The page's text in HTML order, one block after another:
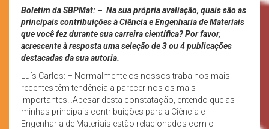
Boletim da SBPMat: – Na sua própria avaliação, quais são as
principais contribuições à Ciência e Engenharia de Materiais
que você fez durante sua carreira científica? Por favor,
acrescente à resposta uma seleção de 3 ou 4 publicações
destacadas da sua autoria.
Luís Carlos: – Normalmente os nossos trabalhos mais
recentes têm tendência a parecer-nos os mais
importantes…Apesar desta constatação, entendo que as
minhas principais contribuições para a Ciência e
Engenharia de Materiais estão relacionados com o